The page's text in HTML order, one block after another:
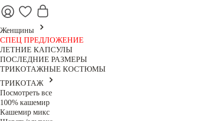
Женщины
СПЕЦ ПРЕДЛОЖЕНИЕ
ЛЕТНИЕ КАПСУЛЫ
ПОСЛЕДНИЕ РАЗМЕРЫ
ТРИКОТАЖНЫЕ КОСТЮМЫ
ТРИКОТАЖ
Посмотреть все
100% кашемир
Кашемир микс